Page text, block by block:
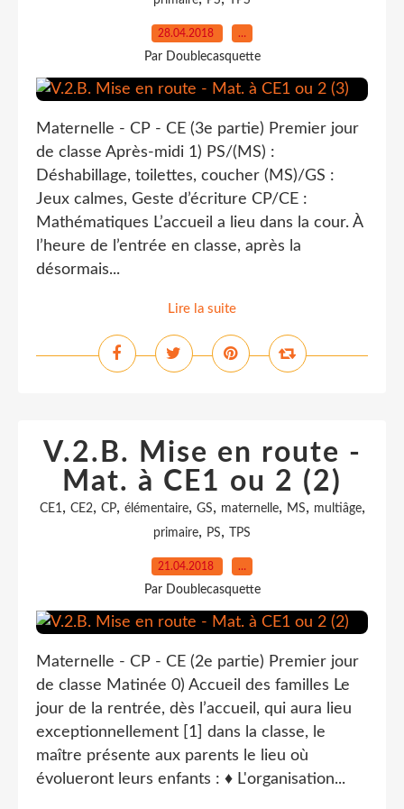
28.04.2018 …
Par Doublecasquette
Maternelle - CP - CE (3e partie) Premier jour
de classe Après-midi 1) PS/(MS) :
Déshabillage, toilettes, coucher (MS)/GS :
Jeux calmes, Geste d’écriture CP/CE :
Mathématiques L’accueil a lieu dans la cour. À
l’heure de l’entrée en classe, après la
désormais...
Lire la suite
V.2.B. Mise en route -
Mat. à CE1 ou 2 (2)
CE1, CE2, CP, élémentaire, GS, maternelle, MS, multiâge,
primaire, PS, TPS
21.04.2018 …
Par Doublecasquette
Maternelle - CP - CE (2e partie) Premier jour
de classe Matinée 0) Accueil des familles Le
jour de la rentrée, dès l’accueil, qui aura lieu
exceptionnellement [1] dans la classe, le
maître présente aux parents le lieu où
évolueront leurs enfants : ♦ L'organisation...